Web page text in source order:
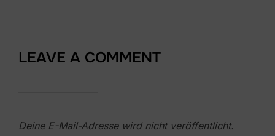
LEAVE A COMMENT
Deine E-Mail-Adresse wird nicht veröffentlicht.